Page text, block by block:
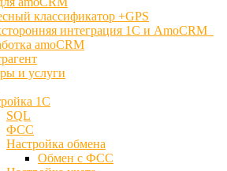
классификатор +GPS
интеграция 1С и AmoCRM
amoCRM
и услуги
1С
SQL
ФСС
Настройка обмена
Обмен с ФСС